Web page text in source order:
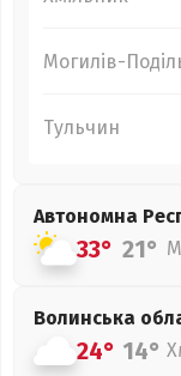
Могилів-
Тульчин
Автономна
33° 21°
Волинська
24° 14°